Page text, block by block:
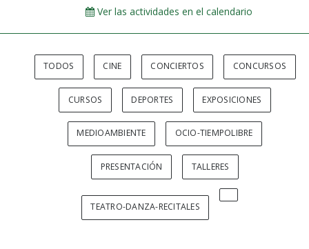
Ver las actividades en el calendario
TODOS CINE CONCIERTOS CONCURSOS
CURSOS DEPORTES EXPOSICIONES
MEDIOAMBIENTE OCIO-TIEMPOLIBRE
PRESENTACIÓN TALLERES
TEATRO-DANZA-RECITALES